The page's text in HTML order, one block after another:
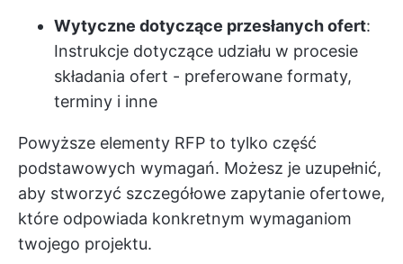
Wytyczne dotyczące przesłanych ofert:
Instrukcje dotyczące udziału w procesie
składania ofert - preferowane formaty,
terminy i inne
Powyższe elementy RFP to tylko część
podstawowych wymagań. Możesz je uzupełnić,
aby stworzyć szczegółowe zapytanie ofertowe,
które odpowiada konkretnym wymaganiom
twojego projektu.